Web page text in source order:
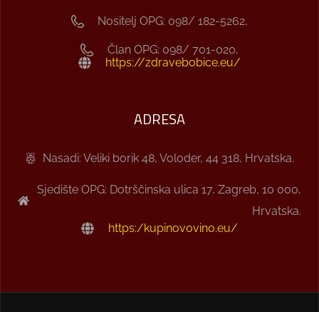
Nositelj OPG: 098/ 182-5262,
Član OPG: 098/ 701-020,
https://zdravebobice.eu/
ADRESA
Nasadi: Veliki borik 48, Voloder, 44 318, Hrvatska.
Sjedište OPG: Dotrščinska ulica 17, Zagreb, 10 000,
Hrvatska.
https:/kupinovovino.eu/